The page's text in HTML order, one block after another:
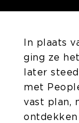
In plaats
ging ze
later
met
vast plan,